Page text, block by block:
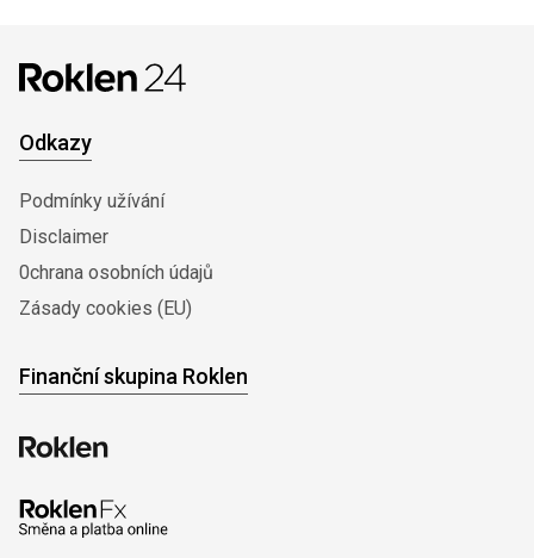
Odkazy
Podmínky užívání
Disclaimer
0chrana osobních údajů
Zásady cookies (EU)
Finanční skupina Roklen